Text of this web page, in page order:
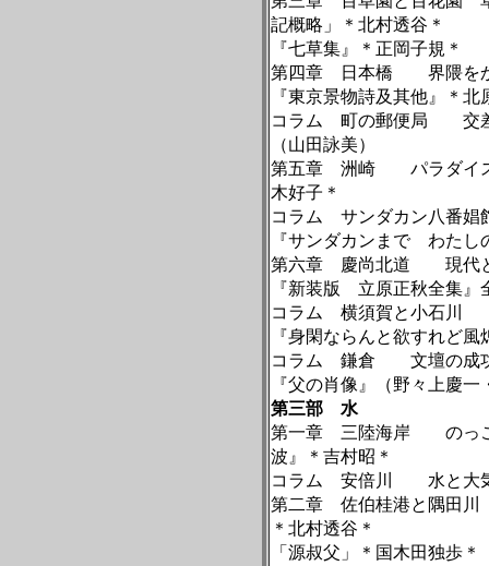
記概略」＊北村透谷＊
『七草集』＊正岡子規＊
第四章 日本橋 界隈をか
『東京景物詩及其他』＊北
コラム 町の郵便局 交差
（山田詠美）
第五章 洲崎 パラダイス
木好子＊
コラム サンダカン八番
『サンダカンまで わたし
第六章 慶尚北道 現代と
『新装版 立原正秋全集』
コラム 横須賀と小石川
『身閑ならんと欲すれど
コラム 鎌倉 文壇の成功
『父の肖像』（野々上慶
第三部 水
第一章 三陸海岸 のっこ
波』＊吉村昭＊
コラム 安倍川 水と大気
第二章 佐伯桂港と隅田
＊北村透谷＊
「源叔父」＊国木田独歩＊